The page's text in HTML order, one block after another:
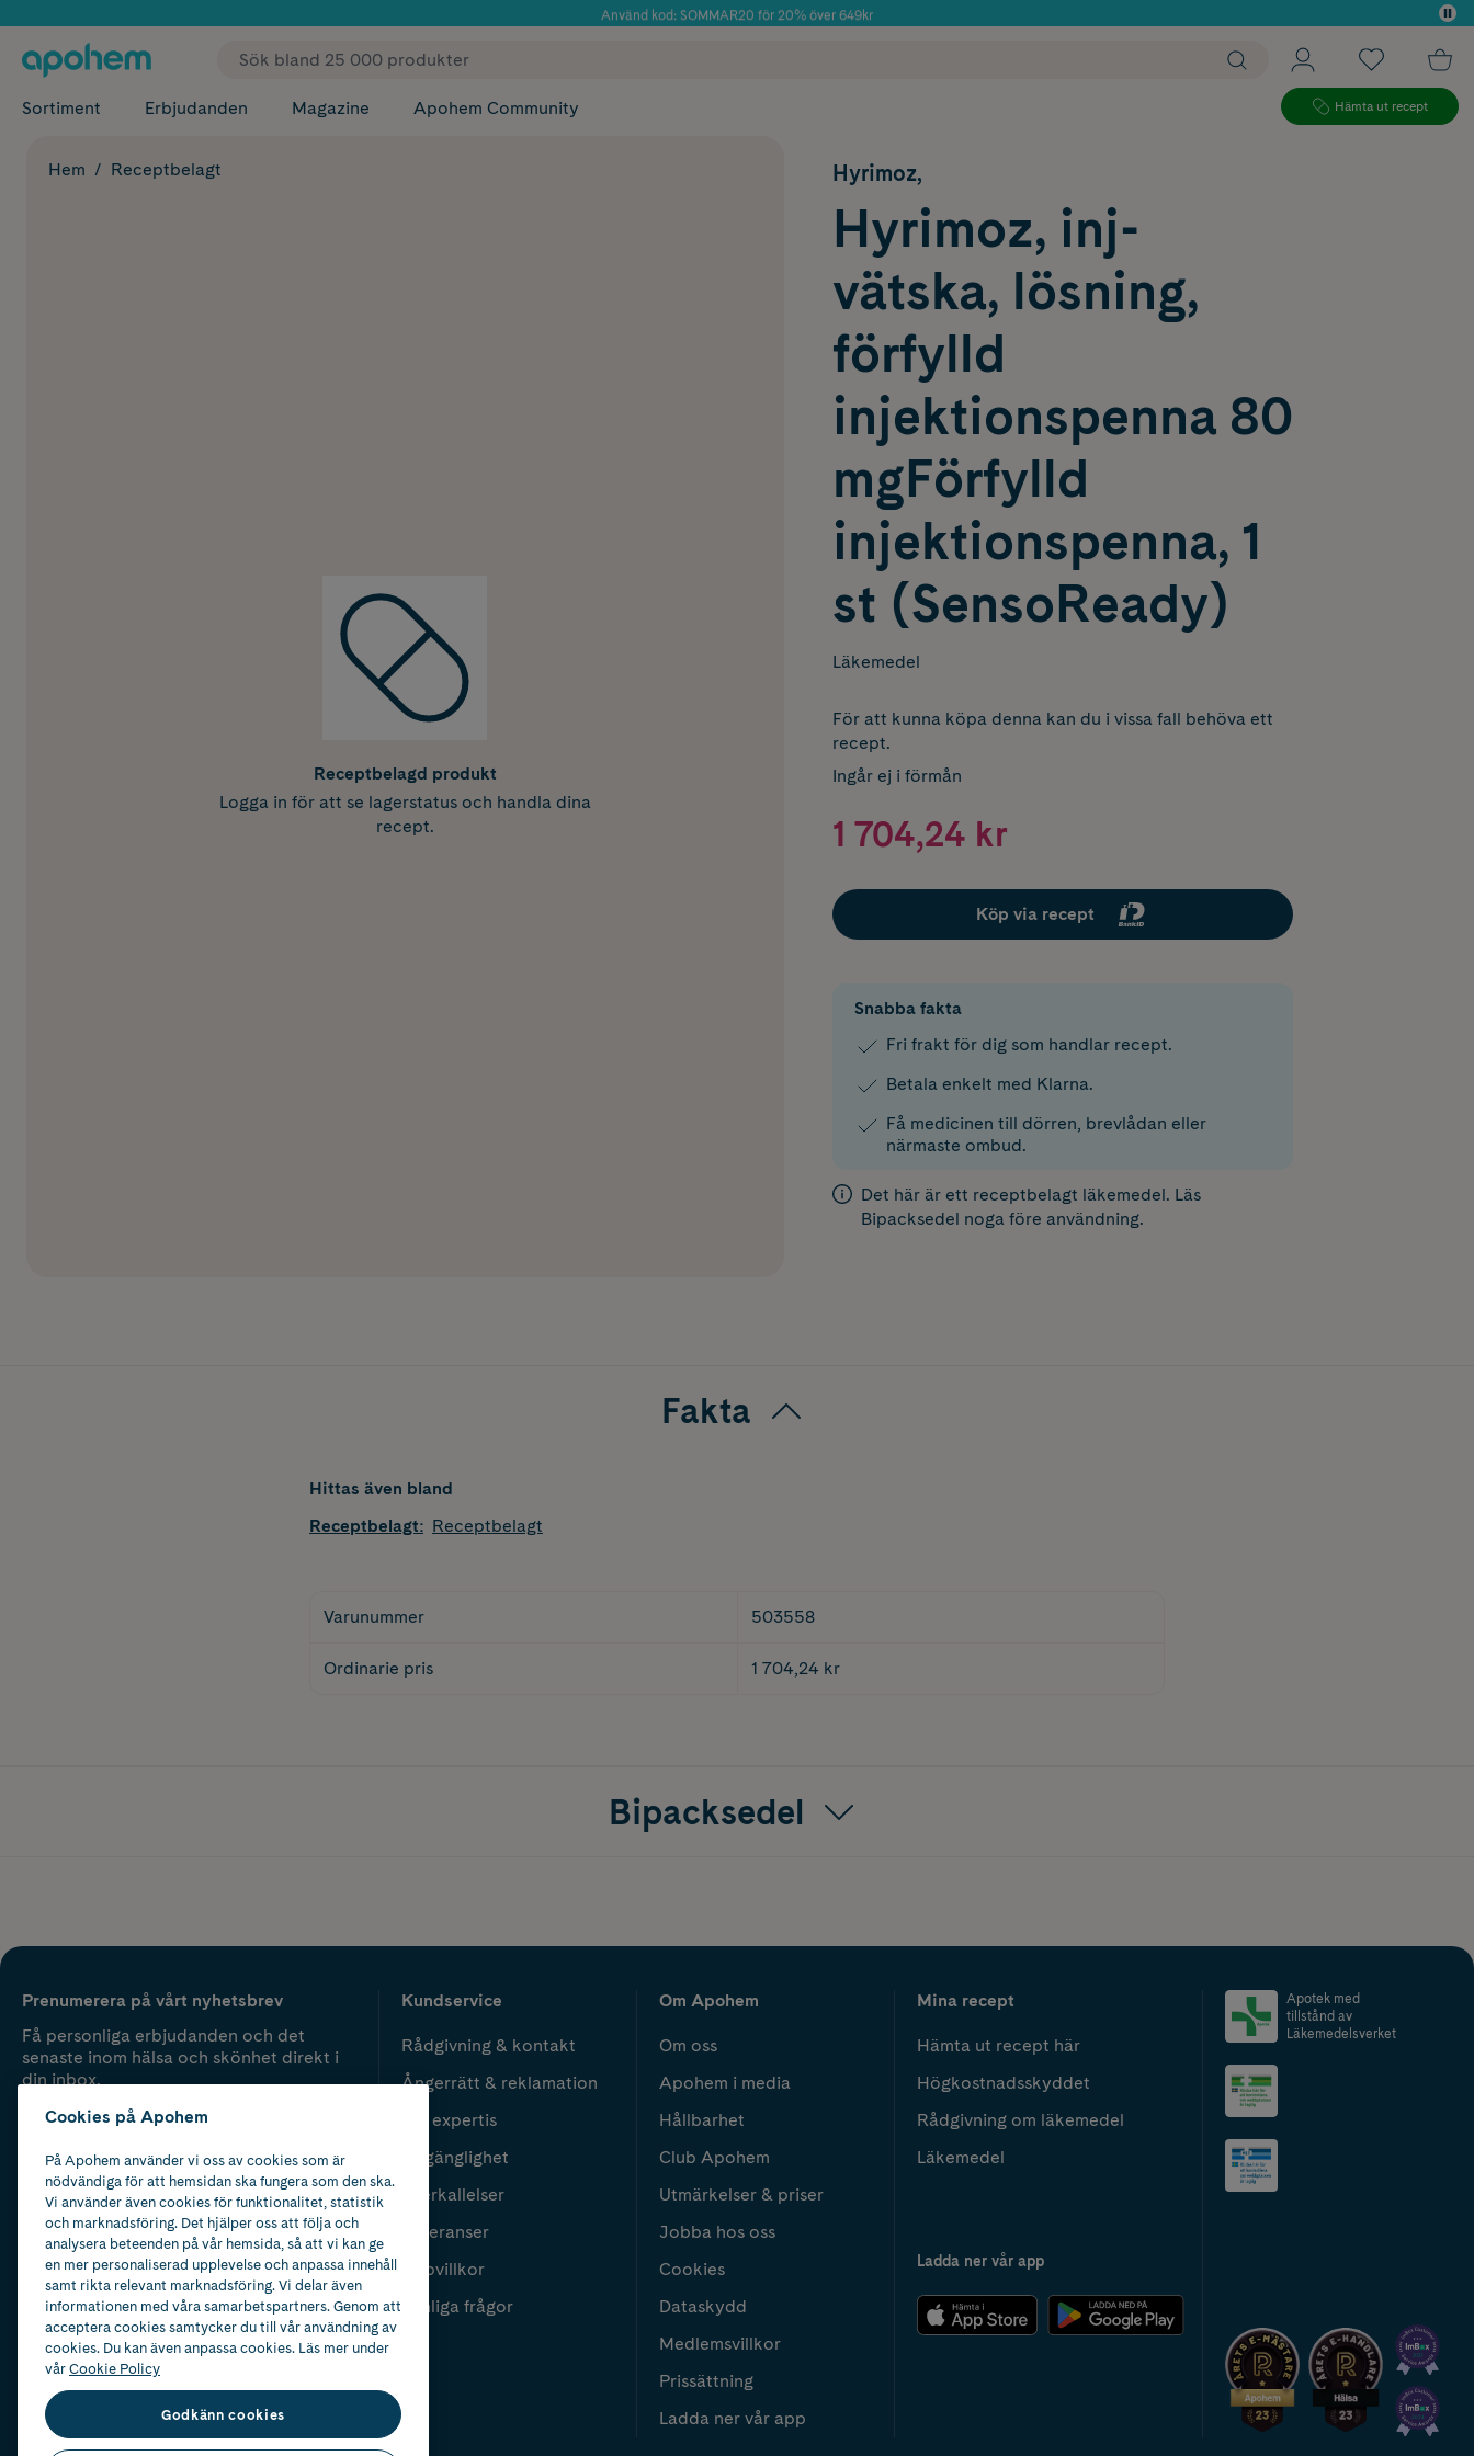
Använd kod: SOMMAR20 för 20% över 649kr
✓ Fri frakt
Sortiment Erbjudanden Magazine Apohem Community Hämta ut recept
Hem Receptbelagt
Receptbelagd produkt
Logga in för att se lagerstatus och handla dina
recept.
Hyrimoz,
Hyrimoz, inj-
vätska, lösning,
förfylld
injektionspenna 80
mgFörfylld
injektionspenna, 1
st (SensoReady)
Läkemedel
För att kunna köpa denna kan du i vissa fall behöva ett
recept.
Ingår ej i förmån
1 704,24 kr
Köp via recept
Snabba fakta
Fri frakt för dig som handlar recept.
Betala enkelt med Klarna.
Få medicinen till dörren, brevlådan eller
närmaste ombud.
Det här är ett receptbelagt läkemedel. Läs
Bipacksedel noga före användning.
Fakta
Hittas även bland
Receptbelagt: Receptbelagt
Varunummer 503558
Ordinarie pris 1 704,24 kr
Bipacksedel
Prenumerera på vårt nyhetsbrev
Få personliga erbjudanden och det
senaste inom hälsa och skönhet direkt i
din inbox.
Kundservice
Rådgivning & kontakt
Ångerrätt & reklamation
Vår expertis
Tillgänglighet
Återkallelser
Leveranser
Köpvillkor
Vanliga frågor
Om Apohem
Om oss
Apohem i media
Hållbarhet
Club Apohem
Utmärkelser & priser
Jobba hos oss
Cookies
Dataskydd
Medlemsvillkor
Prissättning
Ladda ner vår app
Mina recept
Hämta ut recept här
Högkostnadsskyddet
Rådgivning om läkemedel
Läkemedel
Ladda ner vår app
Apotek med
tillstånd av
Läkemedelsverket
2024
Cookies på Apohem
På Apohem använder vi oss av cookies som är
nödvändiga för att hemsidan ska fungera som den ska.
Vi använder även cookies för funktionalitet, statistik
och marknadsföring. Det hjälper oss att följa och
analysera beteenden på vår hemsida, så att vi kan ge
en mer personaliserad upplevelse och anpassa innehåll
samt rikta relevant marknadsföring. Vi delar även
informationen med våra samarbetspartners. Genom att
acceptera cookies samtycker du till vår användning av
cookies. Du kan även anpassa cookies. Läs mer under
vårCookie Policy
Godkänn cookies